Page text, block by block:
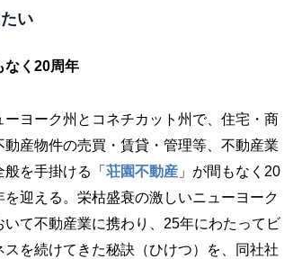
い
なく20周年
ーヨーク州とコネチカット州で、住宅・商
動産物件の売買・賃貸・管理等、不動産業
般を手掛ける「 荘園不動産 」が間もなく20
を迎える。栄枯盛衰の激しいニューヨーク
いて不動産業に携わり、25年にわたってビ
スを続けてきた秘訣（ひけつ）を、同社社